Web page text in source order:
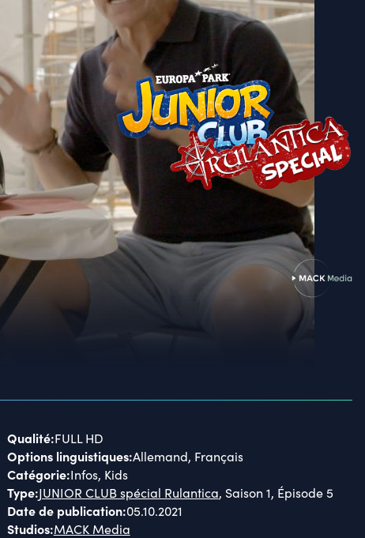
Qualité:FULL HD
Options linguistiques:Allemand, Français
Catégorie:Infos, Kids
Type:JUNIOR CLUB spécial Rulantica, Saison 1, Épisode 5
Date de publication:05.10.2021
Studios:MACK Media